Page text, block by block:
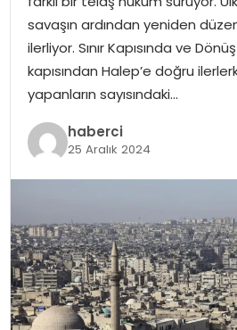
SAĞLIK
SIYASET
SPOR
TEKNOLOJI
savaşın ardından yeniden
ilerliyor. Sınır Kapısında ve
kapısından Halep’e doğru
yapanların sayısındaki…
haberci
25 Aralık 2024